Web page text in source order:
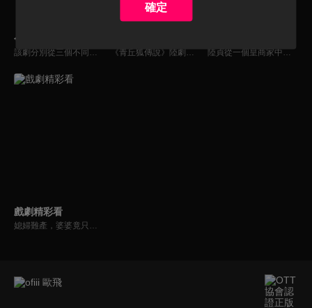
今生也是第一次
該劇分別從三個不同年代的女性視角展開，講述三個時代下年輕人在人生轉折的重要階段遇到的壓力和挑戰。從笑中有淚的時代家庭中展現女性的無數種可能，擁抱未來人生中的每一個“第一次” 。 《青丘狐傳說》陸劇線上看。改編清代蒲松齡著名小說《聊齋志異》。摘取小說中《阿繡》、《封三娘》、《嬰寧》、《胡四相公》、《長亭》、《恆娘》這六個故事進行二次創作，講述了在「存天理，滅人慾」的炎涼世態下，至情至性的「狐們」在愛欲悲歡中的浮沉糾葛。 陸貞從一個皇商家中的大小姐到因躲避追殺罪名而進入宮中，從一個小宮女到被孝昭帝高演賞識，步步高升成為高級女官，並與武成帝高湛相戀。最終北齊在孝昭帝的文治、武成帝的武略和女相陸貞的文才武略之下，日漸興盛，成了中土第一強國。
戲劇精彩看
媳婦難產，婆婆竟只願保子宮？！
確定